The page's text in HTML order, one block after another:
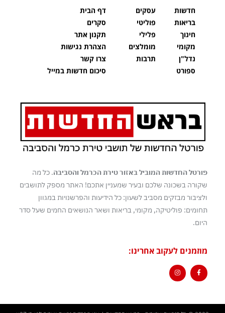
חדשות
בריאות
חינוך
מקומי
נדל"ן
ספורט
עסקים
פוליטי
פלילי
מומלצים
תרבות
דף הבית
סקרים
תקנון אתר
הצהרת נגישות
צרו קשר
סיכום חדשות במייל
פורטל החדשות המוביל באזור טירת הכרמל והסביבה. כל מה
שקורה בשכונה שלכם ובעיר שמעניין אתכם! האתר מספק לתושבים
ולציבור מבזקים מסביב לשעון: כל הידיעות והפרשנויות במגוון
תחומים: פוליטיקה, מקומי, בריאות ושאר הנושאים החמים שעל סדר
היום.
מוזמנים לעקוב אחרינו: